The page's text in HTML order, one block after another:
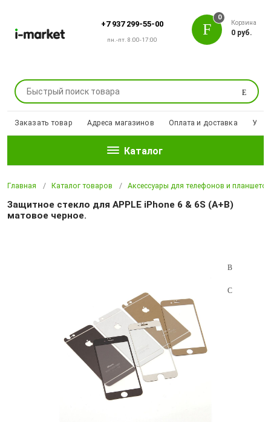
+7 937 299-55-00
пн.-пт. 8:00-17:00
Поиск
0
Корзина
0 руб.
Заказать товар Адреса магазинов Оплата и доставка
Каталог
Главная Каталог товаров Аксессуары для телефонов и планшетов
Защитное стекло для APPLE iPhone 6 & 6S (A+B)
матовое черное.